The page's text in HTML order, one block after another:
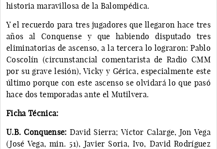
historia maravillosa de la Balompédica.
Y el recuerdo para tres jugadores que llegaron hace tres
años al Conquense y que habiendo disputado tres
eliminatorias de ascenso, a la tercera lo lograron: Pablo
Coscolín (circunstancial comentarista de Radio CMM
por su grave lesión), Vicky y Gérica, especialmente este
último porque con este ascenso se olvidará lo que pasó
hace dos temporadas ante el Mutilvera.
Ficha Técnica:
U.B. Conquense: David Sierra; Víctor Calarge, Jon Vega
(José Vega, min. 51), Javier Soria, Ivo, David Rodríguez